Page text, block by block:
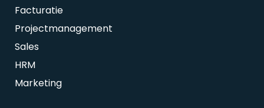
Facturatie
Projectmanagement
Sales
HRM
Marketing